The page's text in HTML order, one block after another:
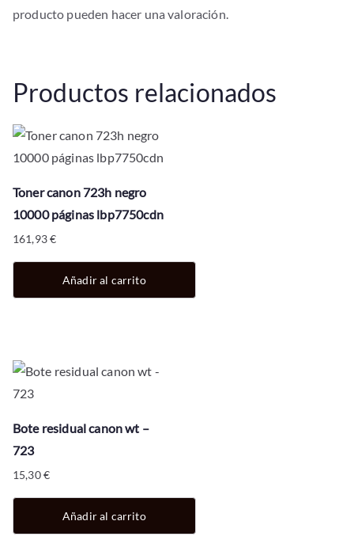
producto pueden hacer una valoración.
Productos relacionados
Toner canon 723h negro
10000 páginas lbp7750cdn
161,93€
Añadir al carrito
Bote residual canon wt –
723
15,30€
Añadir al carrito